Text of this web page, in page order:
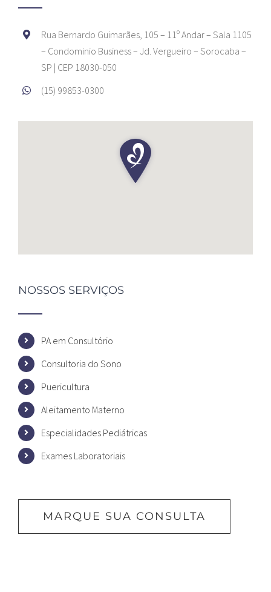
Rua Bernardo Guimarães, 105 – 11º Andar – Sala 1105
– Condominio Business – Jd. Vergueiro – Sorocaba –
SP | CEP 18030-050
(15) 99853-0300
NOSSOS SERVIÇOS
PA em Consultório
Consultoria do Sono
Puericultura
Aleitamento Materno
Especialidades Pediátricas
Exames Laboratoriais
MARQUE SUA CONSULTA